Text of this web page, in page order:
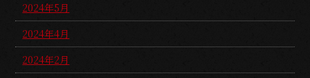
2024年5月
2024年4月
2024年2月